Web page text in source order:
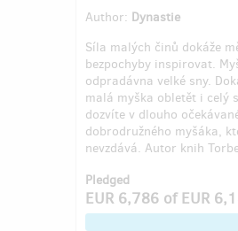
Author: Dynastie
Síla malých činů dokáže
bezpochyby inspirovat.
odpradávna velké sny.
malá myška obletět i celý
dozvíte v dlouho
dobrodružného myšáka,
nevzdává. Autor knih
Pledged
EUR 6,786ofEUR